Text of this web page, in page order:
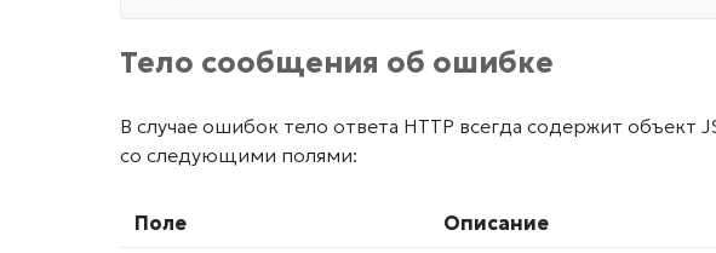
Тело сообщения об ошибке
В случае ошибок тело ответа HTTP всегда содержит объект
со следующими полями:
Поле Описание